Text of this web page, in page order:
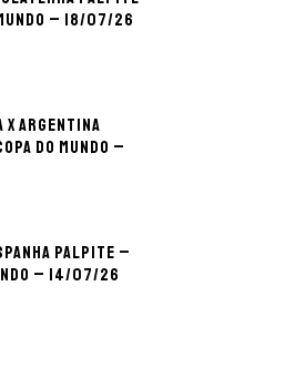
– 18/07/26
Argentina
do Mundo –
palpite –
– 14/07/26